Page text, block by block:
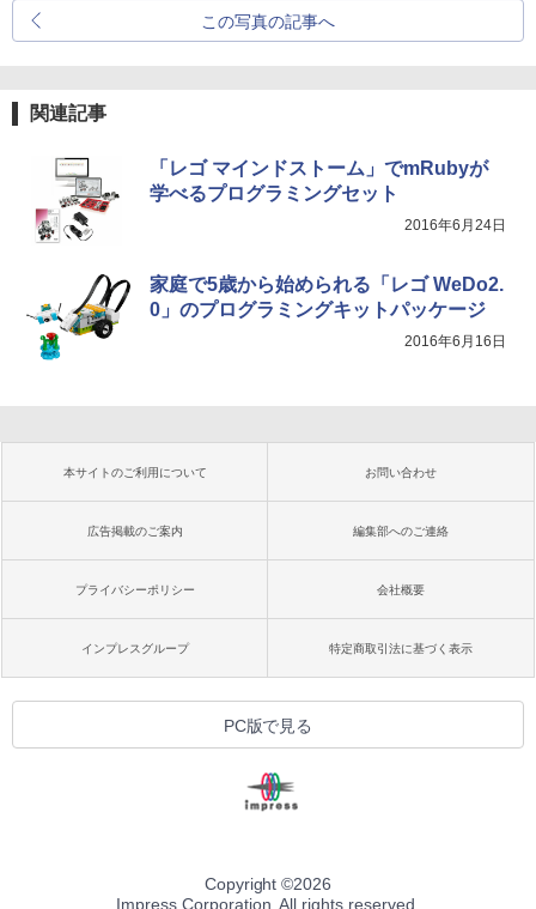
この写真の記事へ
関連記事
「レゴ マインドストーム」でmRubyが
学べるプログラミングセット
2016年6月24日
家庭で5歳から始められる「レゴ WeDo2.
0」のプログラミングキットパッケージ
2016年6月16日
本サイトのご利用について お問い合わせ
広告掲載のご案内 編集部へのご連絡
プライバシーポリシー 会社概要
インプレスグループ 特定商取引法に基づく表示
PC版で見る
Copyright ©2026
Impress Corporation. All rights reserved.